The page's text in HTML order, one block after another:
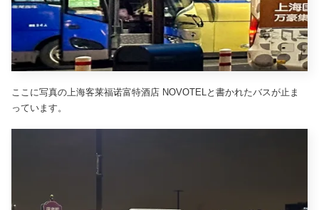
ここに写真の上海客莱福诺富特酒店 NOVOTELと書かれたバスが止ま
っています。